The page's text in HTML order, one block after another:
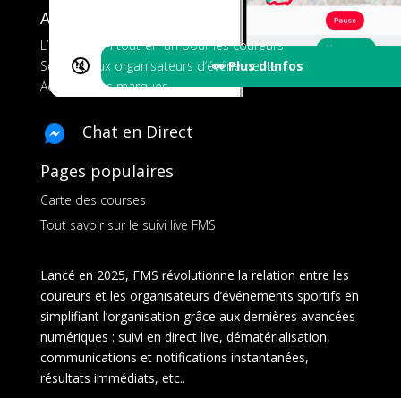
🔇 👀 Plus d'Infos
A propos de FMS
L’application tout-en-un pour les coureurs
Services aux organisateurs d’événements
Ads pour les marques
Chat en Direct
Pages populaires
Carte des courses
Tout savoir sur le suivi live FMS
Lancé en 2025, FMS révolutionne la relation entre les
coureurs et les organisateurs d’événements sportifs en
simplifiant l’organisation grâce aux dernières avancées
numériques : suivi en direct live, dématérialisation,
communications et notifications instantanées,
résultats immédiats, etc..